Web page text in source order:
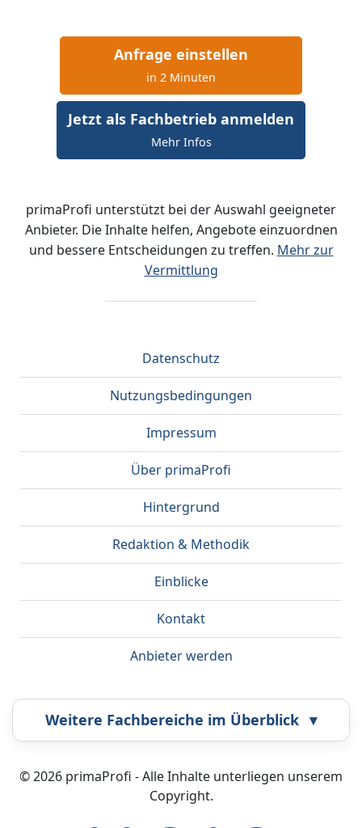
Anfrage einstellen
in 2 Minuten
Jetzt als Fachbetrieb anmelden
Mehr Infos
primaProfi unterstützt bei der Auswahl geeigneter
Anbieter. Die Inhalte helfen, Angebote einzuordnen
und bessere Entscheidungen zu treffen. Mehr zur
Vermittlung
Datenschutz
Nutzungsbedingungen
Impressum
Über primaProfi
Hintergrund
Redaktion & Methodik
Einblicke
Kontakt
Anbieter werden
Weitere Fachbereiche im Überblick ▾
Airbrush Bestatter
© 2026 primaProfi - Alle Inhalte unterliegen unserem
Copyright.